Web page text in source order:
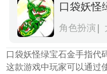
口袋妖怪
角色扮演
口袋妖怪绿宝石金手指代
这款游戏中玩家可以通过